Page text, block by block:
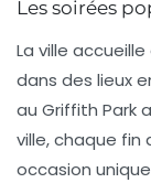
Les soirées
La ville
dans des lieux
au Griffith Park
ville, chaque fin
occasion